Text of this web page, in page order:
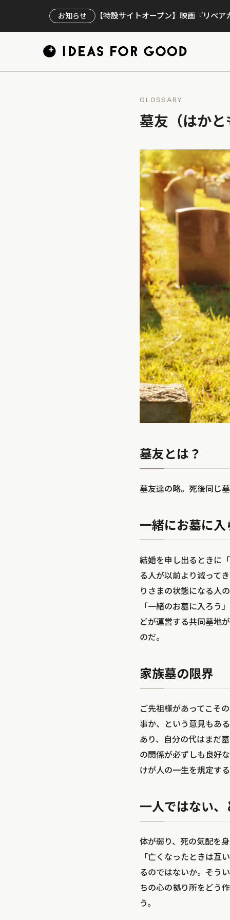
お知らせ 【特設サイトオープン】映画『リペ
GLOSSARY
墓友（はか
墓友とは？
墓友達の略。死後同じ
一緒にお墓に入
結婚を申し出るときに
る人が以前より減って
りさまの状態になる人
「一緒のお墓に入ろう
どが運営する共同墓地
のだ。
家族墓の限界
ご先祖様があってこそ
事か、という意見もあ
あり、自分の代はまだ
の関係が必ずしも良好
けが人の一生を規定す
一人ではない
体が弱り、死の気配を
「亡くなったときは互
るのではないか。そう
ちの心の拠り所をどう
う。